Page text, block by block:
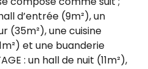
hall d’entrée (9m²), un
(35m²), une cuisine
et une buanderie
: un hall de nuit (11m²),